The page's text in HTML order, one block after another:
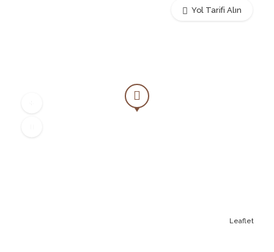
Leaflet
Yol Tarifi Alın